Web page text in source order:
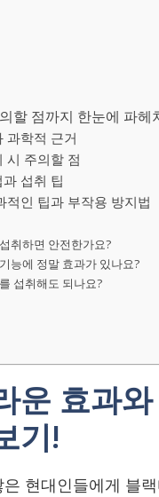
할 점까지 한눈에 파헤
과학적 근거
시 주의할 점
섭취 팁
적인 팁과 부작용 방지법
취하면 안전한가요?
능에 정말 효과가 있나요?
섭취해도 되나요?
운 효과
기!
현대인들에게 블